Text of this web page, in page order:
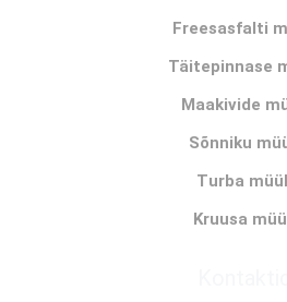
Freesasfalti
Täitepinnase
Maakivide
Sõnniku
Turba
Kruusa